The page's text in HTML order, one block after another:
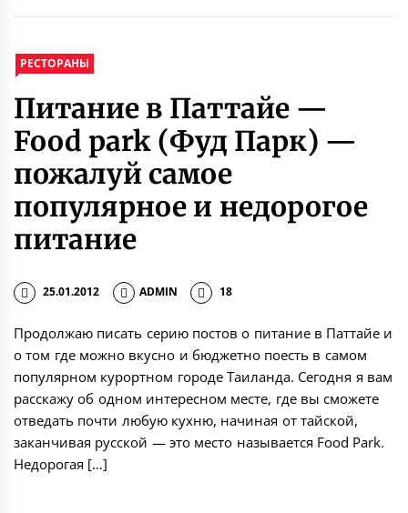
РЕСТОРАНЫ
Питание в Паттайе —
Food park (Фуд Парк) —
пожалуй самое
популярное и недорогое
питание
25.01.2012 ADMIN 18
Продолжаю писать серию постов о питание в Паттайе и
о том где можно вкусно и бюджетно поесть в самом
популярном курортном городе Таиланда. Сегодня я вам
расскажу об одном интересном месте, где вы сможете
отведать почти любую кухню, начиная от тайской,
заканчивая русской — это место называется Food Park.
Недорогая […]